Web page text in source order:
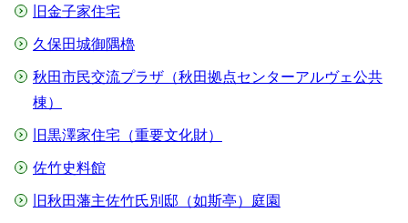
旧金子家住宅
久保田城御隅櫓
秋田市民交流プラザ（秋田拠点センターアルヴェ公共
棟）
旧黒澤家住宅（重要文化財）
佐竹史料館
旧秋田藩主佐竹氏別邸（如斯亭）庭園